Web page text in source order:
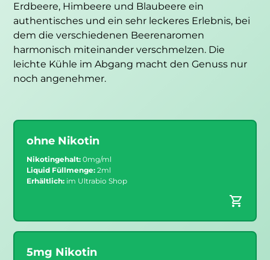
Erdbeere, Himbeere und Blaubeere ein
authentisches und ein sehr leckeres Erlebnis, bei
dem die verschiedenen Beerenaromen
harmonisch miteinander verschmelzen. Die
leichte Kühle im Abgang macht den Genuss nur
noch angenehmer.
ohne Nikotin
Nikotingehalt: 0mg/ml
Liquid Füllmenge: 2ml
Erhältlich: im Ultrabio Shop
5mg Nikotin